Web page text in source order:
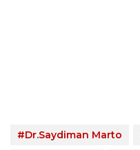
#Dr.Saydiman Marto